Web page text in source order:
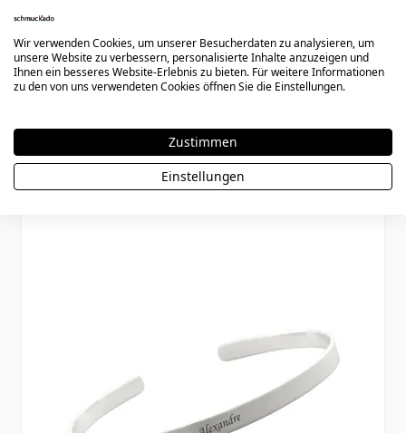
ID Armband Gold mit Gravur - 1243
Ab
269,90 €
Wir verwenden Cookies, um unserer Besucherdaten zu analysieren, um
unsere Website zu verbessern, personalisierte Inhalte anzuzeigen und
Ihnen ein besseres Website-Erlebnis zu bieten. Für weitere Informationen
zu den von uns verwendeten Cookies öffnen Sie die Einstellungen.
Zustimmen
Einstellungen